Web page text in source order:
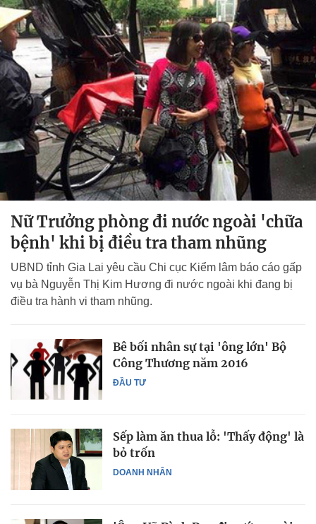
Nữ Trưởng phòng đi nước ngoài 'chữa
bệnh' khi bị điều tra tham nhũng
UBND tỉnh Gia Lai yêu cầu Chi cục Kiểm lâm báo cáo gấp
vụ bà Nguyễn Thị Kim Hương đi nước ngoài khi đang bị
điều tra hành vi tham nhũng.
ĐẦU TƯ
Bê bối nhân sự tại 'ông lớn' Bộ
Công Thương năm 2016
DOANH NHÂN
Sếp làm ăn thua lỗ: 'Thấy động' là
bỏ trốn